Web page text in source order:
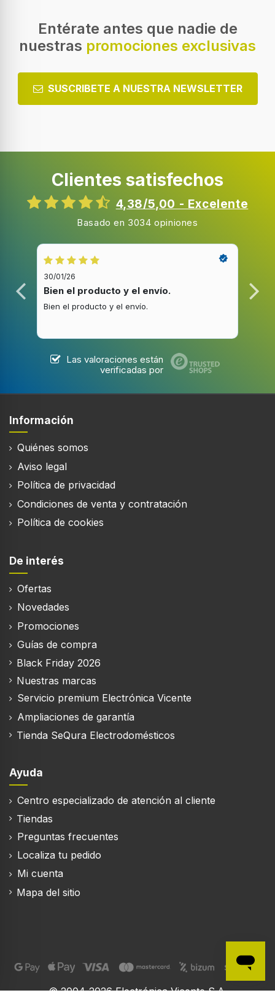
Entérate antes que nadie de
nuestras promociones exclusivas
SUSCRIBETE A NUESTRA NEWSLETTER
Clientes satisfechos
4,38/5,00 - Excelente
Basado en 3034 opiniones
30/01/26
Bien el producto y el envío.
Bien el producto y el envío.
Las valoraciones están
verificadas por
Información
Quiénes somos
Aviso legal
Política de privacidad
Condiciones de venta y contratación
Política de cookies
De interés
Ofertas
Novedades
Promociones
Guías de compra
Black Friday 2026
Nuestras marcas
Servicio premium Electrónica Vicente
Ampliaciones de garantía
Tienda SeQura Electrodomésticos
Ayuda
Centro especializado de atención al cliente
Tiendas
Preguntas frecuentes
Localiza tu pedido
Mi cuenta
Mapa del sitio
© 2004-2026 Electrónica Vicente S.A.